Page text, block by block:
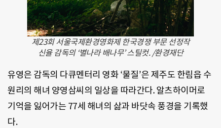
제23회 서울국제환경영화제 한국경쟁 부문 선정작
신율 감독의 ‘별나라 배나무’ 스틸컷. /환경재단
유영은 감독의 다큐멘터리 영화 ‘물질’은 제주도 한림읍 수
원리의 해녀 양영삼씨의 일상을 따라간다. 알츠하이머로
기억을 잃어가는 77세 해녀의 삶과 바닷속 풍경을 기록했
다.